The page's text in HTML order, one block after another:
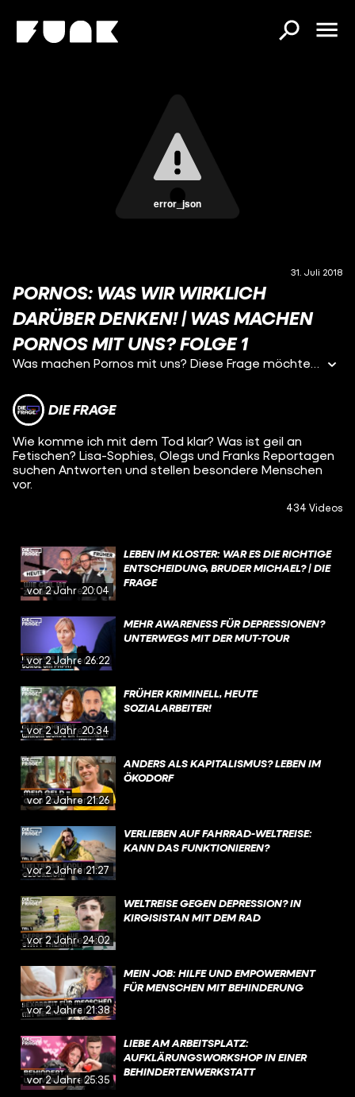
error_json
31. Juli 2018
PORNOS: WAS WIR WIRKLICH
DARÜBER DENKEN! | WAS MACHEN
PORNOS MIT UNS? FOLGE 1
Was machen Pornos mit uns? Diese Frage möchte ich in den nächsten Wochen beantworten! Als Einstieg habe ich deshalb ein kleines Experiment vorbereitet: Wir wollen mal ganz offen über Pornos reden! Wer schaut welche Sexfilmchen? Wie oft gucken wir Pornos? Und was genau löst das in uns aus?
DIE FRAGE
Wie komme ich mit dem Tod klar? Was ist geil an
Fetischen? Lisa-Sophies, Olegs und Franks Reportagen
suchen Antworten und stellen besondere Menschen
vor.
434 Videos
vor 2 Jahren20:04
LEBEN IM KLOSTER: WAR ES DIE RICHTIGE
ENTSCHEIDUNG, BRUDER MICHAEL? | DIE
FRAGE
vor 2 Jahren26:22
MEHR AWARENESS FÜR DEPRESSIONEN?
UNTERWEGS MIT DER MUT-TOUR
vor 2 Jahren20:34
FRÜHER KRIMINELL, HEUTE
SOZIALARBEITER!
vor 2 Jahren21:26
ANDERS ALS KAPITALISMUS? LEBEN IM
ÖKODORF
vor 2 Jahren21:27
VERLIEBEN AUF FAHRRAD-WELTREISE:
KANN DAS FUNKTIONIEREN?
vor 2 Jahren24:02
WELTREISE GEGEN DEPRESSION? IN
KIRGISISTAN MIT DEM RAD
vor 2 Jahren21:38
MEIN JOB: HILFE UND EMPOWERMENT
FÜR MENSCHEN MIT BEHINDERUNG
vor 2 Jahren25:35
LIEBE AM ARBEITSPLATZ:
AUFKLÄRUNGSWORKSHOP IN EINER
BEHINDERTENWERKSTATT